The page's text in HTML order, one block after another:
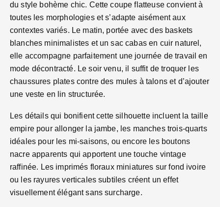
du style bohème chic. Cette coupe flatteuse convient à
toutes les morphologies et s’adapte aisément aux
contextes variés. Le matin, portée avec des baskets
blanches minimalistes et un sac cabas en cuir naturel,
elle accompagne parfaitement une journée de travail en
mode décontracté. Le soir venu, il suffit de troquer les
chaussures plates contre des mules à talons et d’ajouter
une veste en lin structurée.
Les détails qui bonifient cette silhouette incluent la taille
empire pour allonger la jambe, les manches trois-quarts
idéales pour les mi-saisons, ou encore les boutons
nacre apparents qui apportent une touche vintage
raffinée. Les imprimés floraux miniatures sur fond ivoire
ou les rayures verticales subtiles créent un effet
visuellement élégant sans surcharge.